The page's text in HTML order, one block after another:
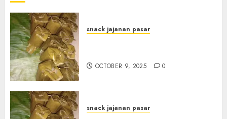
snack jajanan pasar
OCTOBER 9, 2025 0
snack jajanan pasar